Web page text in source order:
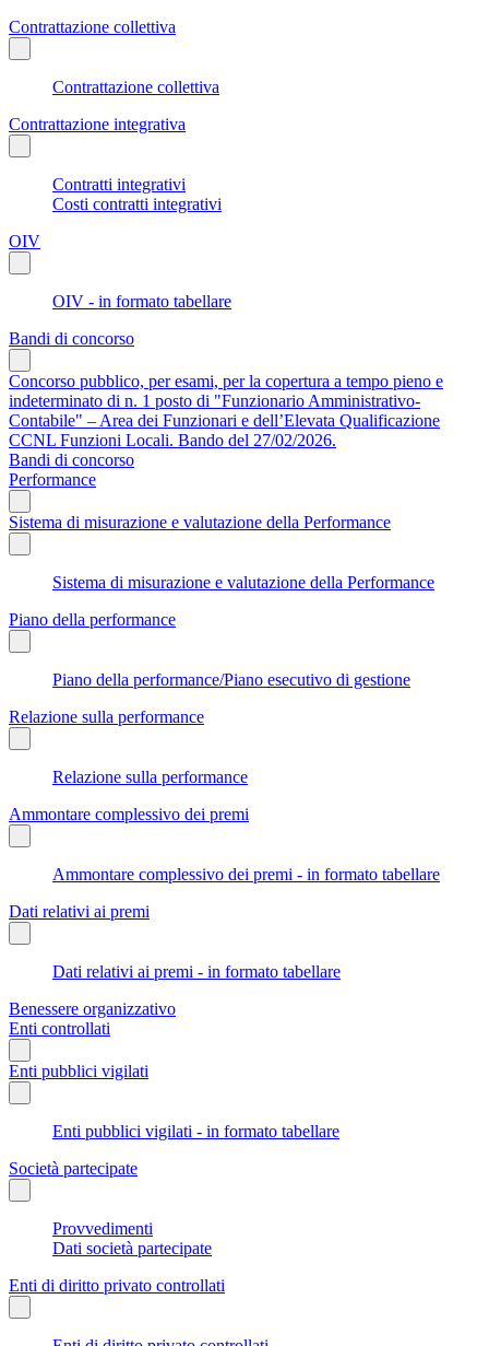
Contrattazione collettiva
Contrattazione collettiva
Contrattazione integrativa
Contratti integrativi
Costi contratti integrativi
OIV
OIV - in formato tabellare
Bandi di concorso
Concorso pubblico, per esami, per la copertura a tempo pieno e
indeterminato di n. 1 posto di "Funzionario Amministrativo-
Contabile" – Area dei Funzionari e dell’Elevata Qualificazione
CCNL Funzioni Locali. Bando del 27/02/2026.
Bandi di concorso
Performance
Sistema di misurazione e valutazione della Performance
Sistema di misurazione e valutazione della Performance
Piano della performance
Piano della performance/Piano esecutivo di gestione
Relazione sulla performance
Relazione sulla performance
Ammontare complessivo dei premi
Ammontare complessivo dei premi - in formato tabellare
Dati relativi ai premi
Dati relativi ai premi - in formato tabellare
Benessere organizzativo
Enti controllati
Enti pubblici vigilati
Enti pubblici vigilati - in formato tabellare
Società partecipate
Provvedimenti
Dati società partecipate
Enti di diritto privato controllati